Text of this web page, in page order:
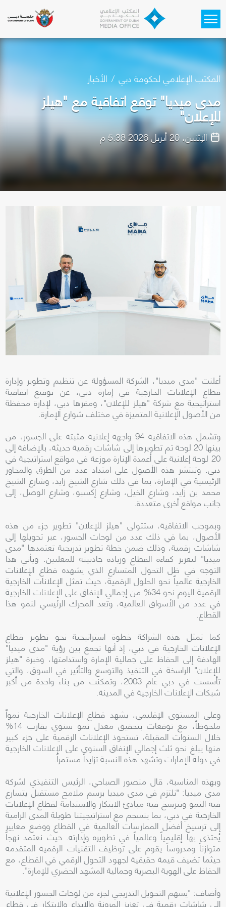
المكتب الإعلامي لحكومة دبي الأخبار
مدى ميديا" توقع اتفاقية مع "هيلز
للإعلان"
الإثنين، 20 أبريل 2026 5:38 م
أعلنت "مدى ميديا"، الشركة المسؤولة عن تنظيم وتطوير وإدارة
قطاع الإعلانات الخارجية في إمارة دبي، عن توقيع اتفاقية
استراتيجية مع شركة "هيلز للإعلان"، ومقرها دبي، لإدارة محفظة
من الأصول الإعلانية المتميزة في مختلف شوارع الإمارة.
وتشمل هذه الاتفاقية 94 واجهة إعلانية مثبتة على الجسور، من
بينها 20 لوحة تم تطويرها إلى شاشات رقمية حديثة، بالإضافة إلى
20 لوحة إعلانية على أعمدة الإنارة موزعة في مواقع استراتيجية في
دبي. وتنتشر هذه الأصول على امتداد عدد من الطرق والمحاور
الرئيسية في الإمارة، بما في ذلك شارع الشيخ زايد، وشارع الشيخ
محمد بن زايد، وشارع الخيل، وشارع إكسبو، وشارع الوصل، إلى
جانب مواقع أخرى متعددة.
وبموجب الاتفاقية، ستتولى "هيلز للإعلان" تطوير جزء من هذه
الأصول، بما في ذلك عدد من لوحات الجسور، عبر تحويلها إلى
شاشات رقمية، وذلك ضمن خطة تطوير تدريجية تعتمدها "مدى
ميديا" لتعزيز كفاءة القطاع وزيادة جاذبيته للمعلنين. ويأتي هذا
التوجه في ظل التحول المتسارع الذي يشهده قطاع الإعلانات
الخارجية عالمياً نحو الحلول الرقمية، حيث تمثل الإعلانات الخارجية
الرقمية اليوم نحو 34% من إجمالي الإنفاق على الإعلانات الخارجية
في عدد من الأسواق العالمية، وتعد المحرك الرئيسي لنمو هذا
القطاع.
كما تمثل هذه الشراكة خطوة استراتيجية نحو تطوير قطاع
الإعلانات الخارجية في دبي، إذ أنها تجمع بين رؤية "مدى ميديا"
الهادفة إلى الحفاظ على جمالية الإمارة واستدامتها، وخبرة "هيلز
للإعلان" الراسخة في التنفيذ والتوسع والتأثير في السوق، والتي
تأسست في دبي عام 2003، وتمكنت من بناء واحدة من أكبر
شبكات الإعلانات الخارجية في المدينة.
وعلى المستوى الإقليمي، يشهد قطاع الإعلانات الخارجية نمواً
ملحوظاً، مع توقعات بتحقيق معدل نمو سنوي يقارب 14%
خلال السنوات المقبلة، تستحوذ الإعلانات الرقمية على جزء كبير
منها يبلغ نحو ثلث إجمالي الإنفاق السنوي على الإعلانات الخارجية
في دولة الإمارات وتشهد هذه النسبة تزايداً مستمراً.
وبهذه المناسبة، قال منصور الصباحي، الرئيس التنفيذي لشركة
مدى ميديا: "نلتزم في مدى ميديا برسم ملامح مستقبل يتسارع
فيه النمو وتترسخ فيه مبادئ الابتكار والاستدامة لقطاع الإعلانات
الخارجية في دبي، بما ينسجم مع استراتيجيتنا طويلة المدى الرامية
إلى ترسيخ أفضل الممارسات العالمية في القطاع ووضع معايير
يُحتذى بها إقليمياً وعالمياً في تطويره وإدارته. حيث نعتمد نهجاً
متوازناً ومدروساً يقوم على توظيف التقنيات الرقمية المتقدمة
حيثما تضيف قيمة حقيقية لجهود التحول الرقمي في القطاع، مع
الحفاظ على الهوية البصرية وجمالية المشهد الحضري للإمارة".
وأضاف: "يسهم التحويل التدريجي لجزء من لوحات الجسور الإعلانية
إلى شاشات رقمية في تعزيز المرونة والإبداع والابتكار في قطاع